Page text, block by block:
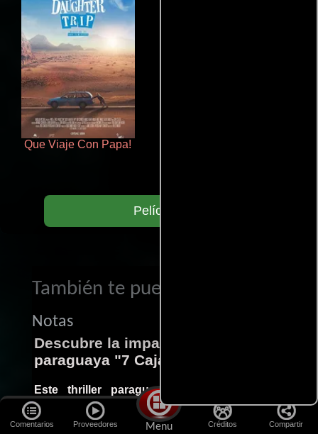
Comentarios Proveedores Menu Créditos Compartir
Que Viaje Con Papa!
Películas
También te puede interesar...
Notas
Descubre la impactante película
paraguaya "7 Cajas"
Este thriller paraguayo cautivó al mundo
entero. 7 Cajas es una explosión de acción y
suspenso. Esta joya cinematográfica